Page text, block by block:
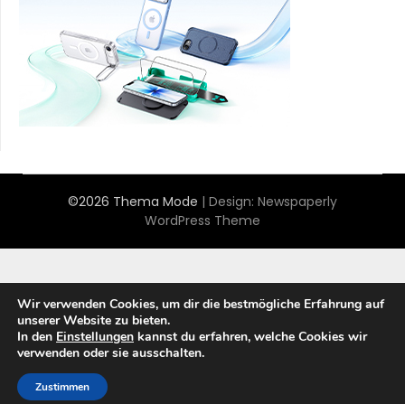
©2026 Thema Mode | Design: Newspaperly
WordPress Theme
Wir verwenden Cookies, um dir die bestmögliche Erfahrung auf
unserer Website zu bieten.
In den Einstellungen kannst du erfahren, welche Cookies wir
verwenden oder sie ausschalten.
Zustimmen